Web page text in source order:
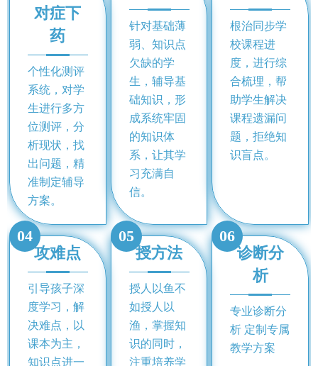
对症下
药
个性化测评
系统，对学
生进行多方
位测评，分
析现状，找
出问题，精
准制定辅导
方案。
针对基础薄
弱、知识点
欠缺的学
生，辅导基
础知识，形
成系统牢固
的知识体
系，让其学
习充满自
信。
根治同步学
校课程进
度，进行综
合梳理，帮
助学生解决
课程遗漏问
题，拒绝知
识盲点。
04
攻难点
引导孩子深
度学习，解
决难点，以
课本为主，
知识点进一
05
授方法
授人以鱼不
如授人以
渔，掌握知
识的同时，
注重培养学
06
诊断分
析
专业诊断分
析 定制专属
教学方案